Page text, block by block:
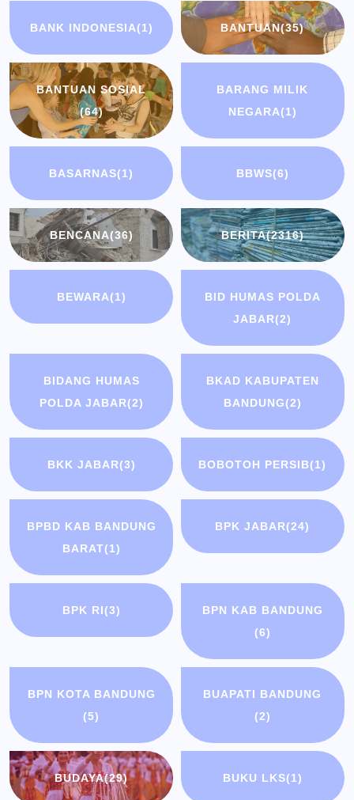
BANK INDONESIA(1) BANTUAN(35)
BANTUAN SOSIAL
(64)
BARANG MILIK
NEGARA(1)
BASARNAS(1) BBWS(6)
BENCANA(36) BERITA(2316)
BEWARA(1)
BID HUMAS POLDA
JABAR(2)
BIDANG HUMAS
POLDA JABAR(2)
BKAD KABUPATEN
BANDUNG(2)
BKK JABAR(3) BOBOTOH PERSIB(1)
BPBD KAB BANDUNG
BARAT(1)
BPK JABAR(24)
BPK RI(3)
BPN KAB BANDUNG
(6)
BPN KOTA BANDUNG
(5)
BUAPATI BANDUNG
(2)
BUDAYA(29) BUKU LKS(1)